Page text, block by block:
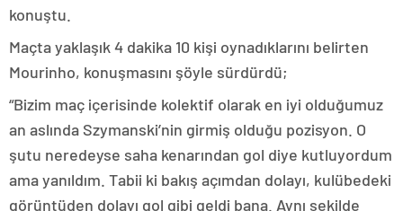
konuştu.
Maçta yaklaşık 4 dakika 10 kişi oynadıklarını belirten
Mourinho, konuşmasını şöyle sürdürdü;
“Bizim maç içerisinde kolektif olarak en iyi olduğumuz
an aslında Szymanski’nin girmiş olduğu pozisyon. O
şutu neredeyse saha kenarından gol diye kutluyordum
ama yanıldım. Tabii ki bakış açımdan dolayı, kulübedeki
görüntüden dolayı gol gibi geldi bana. Aynı şekilde